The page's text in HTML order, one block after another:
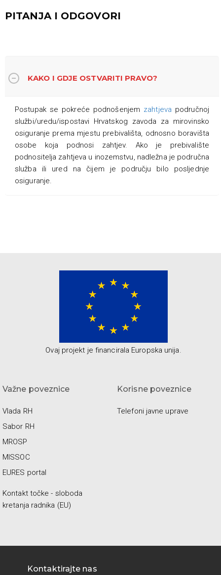
PITANJA I ODGOVORI
KAKO I GDJE OSTVARITI PRAVO?
Postupak se pokreće podnošenjem zahtjeva područnoj
službi/uredu/ispostavi Hrvatskog zavoda za mirovinsko
osiguranje prema mjestu prebivališta, odnosno boravišta
osobe koja podnosi zahtjev. Ako je prebivalište
podnositelja zahtjeva u inozemstvu, nadležna je područna
služba ili ured na čijem je području bilo posljednje
osiguranje.
Ovaj projekt je financirala Europska unija.
Važne poveznice
Vlada RH
Sabor RH
MROSP
MISSOC
EURES portal
Kontakt točke - sloboda
kretanja radnika (EU)
Korisne poveznice
Telefoni javne uprave
Kontaktirajte nas